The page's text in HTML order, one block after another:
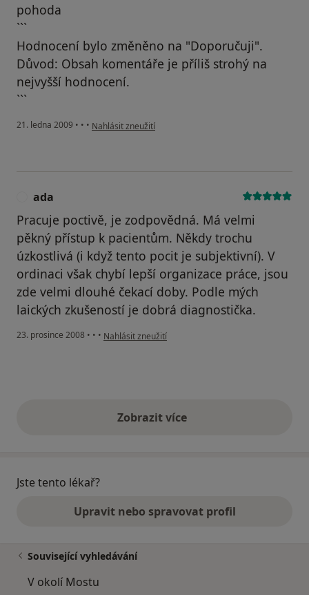
pohoda
```
Hodnocení bylo změněno na "Doporučuji".
Důvod: Obsah komentáře je příliš strohý na
nejvyšší hodnocení.
```
21. ledna 2009 • • • podle názoru uživatele jan korbel
Nahlásit zneužití
ada
Pracuje poctivě, je zodpovědná. Má velmi
pěkný přístup k pacientům. Někdy trochu
úzkostlivá (i když tento pocit je subjektivní). V
ordinaci však chybí lepší organizace práce, jsou
zde velmi dlouhé čekací doby. Podle mých
laických zkušeností je dobrá diagnostička.
23. prosince 2008 • • • podle názoru uživatele ada
Nahlásit zneužití
Zobrazit vícevýše uvedené názory
Jste tento lékař?
Upravit nebo spravovat profil
Související vyhledávání
V okolí Mostu